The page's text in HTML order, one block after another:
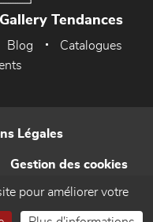
Tendances
Blog
Catalogues
Légales
Gestion des cookies
pour améliorer votre